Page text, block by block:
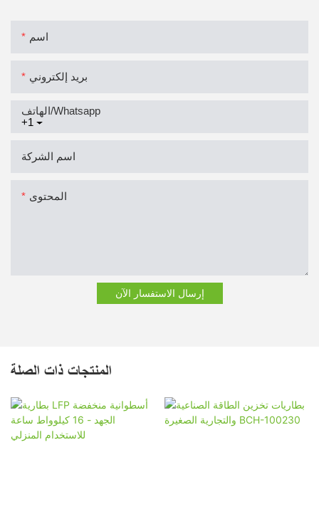
اسم
بريد إلكتروني
+1
الهاتف/whatsapp
اسم الشركة
المحتوى
إرسال الاستفسار الآن
المنتجات ذات الصلة